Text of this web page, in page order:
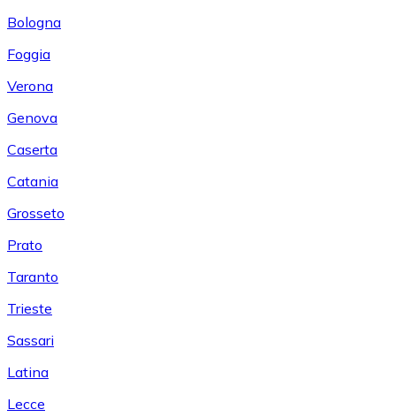
Bologna
Foggia
Verona
Genova
Caserta
Catania
Grosseto
Prato
Taranto
Trieste
Sassari
Latina
Lecce